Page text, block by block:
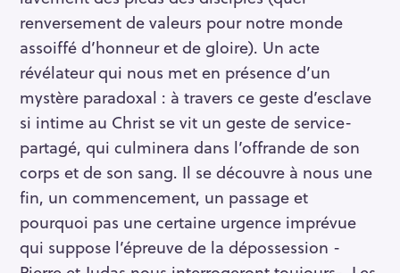
renversement de valeurs pour notre monde
assoiffé d’honneur et de gloire). Un acte
révélateur qui nous met en présence d’un
mystère paradoxal : à travers ce geste d’esclave
si intime au Christ se vit un geste de service-
partagé, qui culminera dans l’offrande de son
corps et de son sang. Il se découvre à nous une
fin, un commencement, un passage et
pourquoi pas une certaine urgence imprévue
qui suppose l’épreuve de la dépossession -